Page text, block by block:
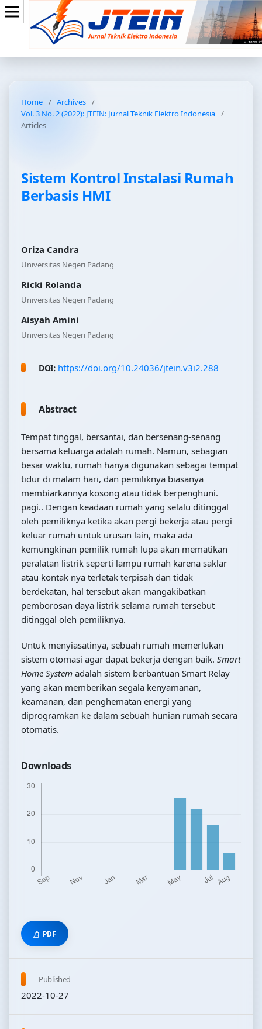
Home / Archives /
Vol. 3 No. 2 (2022): JTEIN: Jurnal Teknik Elektro Indonesia /
Articles
Sistem Kontrol Instalasi Rumah
Berbasis HMI
Oriza Candra
Universitas Negeri Padang
Ricki Rolanda
Universitas Negeri Padang
Aisyah Amini
Universitas Negeri Padang
DOI: https://doi.org/10.24036/jtein.v3i2.288
Abstract
Tempat tinggal, bersantai, dan bersenang-senang
bersama keluarga adalah rumah. Namun, sebagian
besar waktu, rumah hanya digunakan sebagai tempat
tidur di malam hari, dan pemiliknya biasanya
membiarkannya kosong atau tidak berpenghuni.
pagi.. Dengan keadaan rumah yang selalu ditinggal
oleh pemiliknya ketika akan pergi bekerja atau pergi
keluar rumah untuk urusan lain, maka ada
kemungkinan pemilik rumah lupa akan mematikan
peralatan listrik seperti lampu rumah karena saklar
atau kontak nya terletak terpisah dan tidak
berdekatan, hal tersebut akan mangakibatkan
pemborosan daya listrik selama rumah tersebut
ditinggal oleh pemiliknya.
Untuk menyiasatinya, sebuah rumah memerlukan
sistem otomasi agar dapat bekerja dengan baik. Smart
Home System adalah sistem berbantuan Smart Relay
yang akan memberikan segala kenyamanan,
keamanan, dan penghematan energi yang
diprogramkan ke dalam sebuah hunian rumah secara
otomatis.
Downloads
PDF
Published
2022-10-27